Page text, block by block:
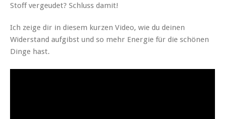
Stoff vergeudet? Schluss damit!
Ich zeige dir in diesem kurzen Video, wie du deinen
Widerstand aufgibst und so mehr Energie für die schönen
Dinge hast.